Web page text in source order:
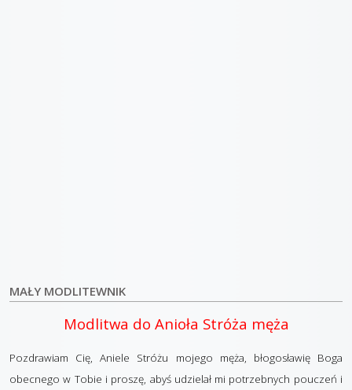
MAŁY MODLITEWNIK
Modlitwa do Anioła Stróża męża
Pozdrawiam Cię, Aniele Stróżu mojego męża, błogosławię Boga
obecnego w Tobie i proszę, abyś udzielał mi potrzebnych pouczeń i